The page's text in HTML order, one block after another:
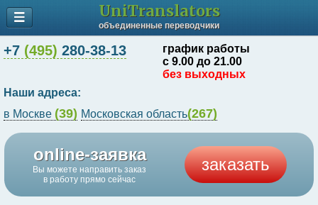
+7 (495) 280-38-13
график работы
с 9.00 до 21.00
без выходных
Наши адреса:
в Москве (39) Московская область(267)
online-заявка
Вы можете направить заказ
в работу прямо сейчас
заказать
UniTranslators
объединенные переводчики